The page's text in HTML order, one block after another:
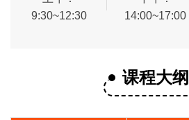
9:30~12:30
14:00~17:00
课程大纲